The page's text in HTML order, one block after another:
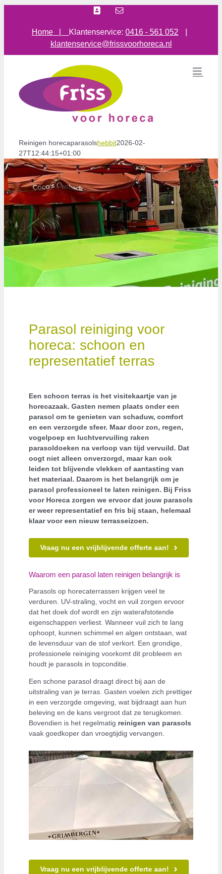
Facebook
E-
Home | Klantenservice: 0416 - 561 052
klantenservice@frissvoorhoreca.nl
Reinigen horecaparasolshebbit2026-02-
27T12:44:15+01:00
Parasol reiniging voor
horeca: schoon en
representatief terras
Een schoon terras is het visitekaartje van je
horecazaak. Gasten nemen plaats onder een
parasol om te genieten van schaduw, comfort
en een verzorgde sfeer. Maar door zon, regen,
vogelpoep en luchtvervuiling raken
parasoldoeken na verloop van tijd vervuild. Dat
oogt niet alleen onverzorgd, maar kan ook
leiden tot blijvende vlekken of aantasting van
het materiaal. Daarom is het belangrijk om je
parasol professioneel te laten reinigen. Bij Friss
voor Horeca zorgen we ervoor dat jouw parasols
er weer representatief en fris bij staan, helemaal
klaar voor een nieuw terrasseizoen.
Vraag nu een vrijblijvende offerte aan!
Waarom een parasol laten reinigen belangrijk is
Parasols op horecaterrassen krijgen veel te
verduren. UV-straling, vocht en vuil zorgen ervoor
dat het doek dof wordt en zijn waterafstotende
eigenschappen verliest. Wanneer vuil zich te lang
ophoopt, kunnen schimmel en algen ontstaan, wat
de levensduur van de stof verkort. Een grondige,
professionele reiniging voorkomt dit probleem en
houdt je parasols in topconditie.
Een schone parasol draagt direct bij aan de
uitstraling van je terras. Gasten voelen zich prettiger
in een verzorgde omgeving, wat bijdraagt aan hun
beleving en de kans vergroot dat ze terugkomen.
Bovendien is het regelmatig reinigen van parasols
vaak goedkoper dan vroegtijdig vervangen.
Vraag nu een vrijblijvende offerte aan!